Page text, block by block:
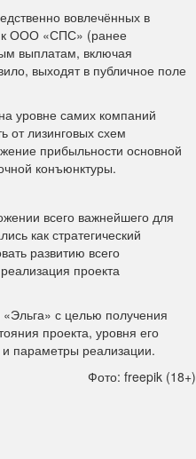
вовлечённых в
к ООО «СПС» (ранее
выплатам, включая
выходят в публичное поле
уровне самих компаний
от лизинговых схем
прибыльности основной
конъюнктуры.
всего важнейшего для
как стратегический
развитию всего
проекта
с целью получения
проекта, уровня его
параметры реализации.
Фото: freepik (18+)